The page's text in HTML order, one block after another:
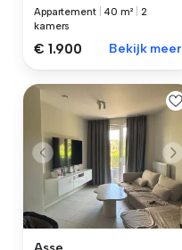
Appartement 40 m²
2
kamers
€ 1.900 Bekijk meer